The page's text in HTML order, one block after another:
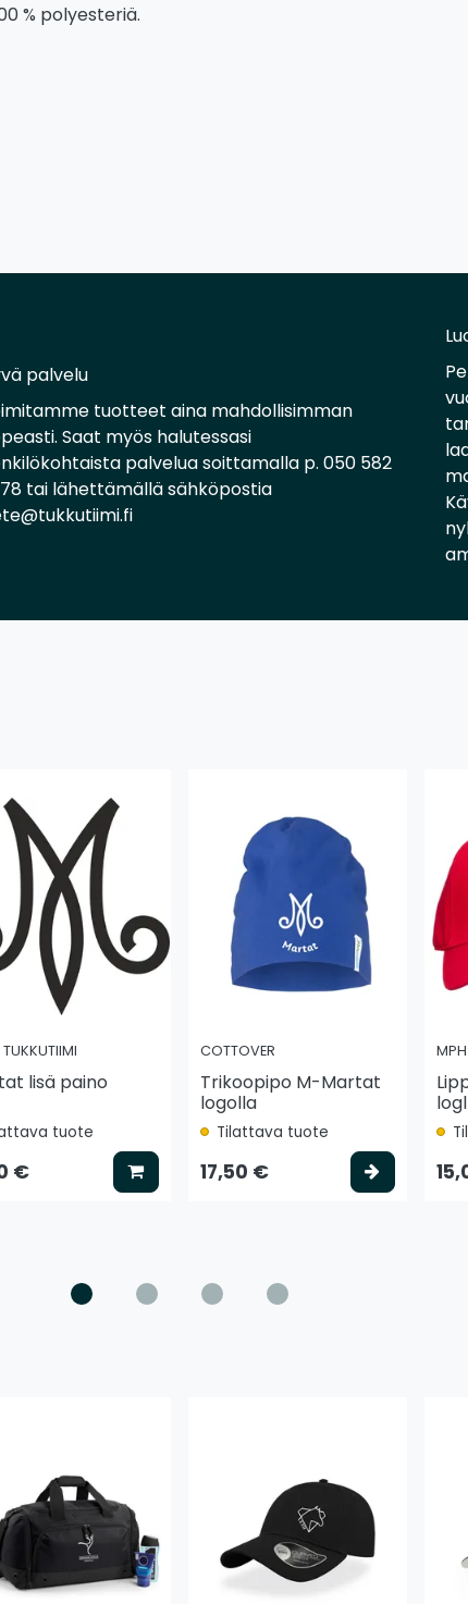
% polyesteriä.
palvelu
tuotteet aina mahdollisimman
Saat myös halutessasi
palvelua soittamalla p. 050 582
tai lähettämällä sähköpostia
lisä paino
tuote
€ Lisää koriin
COTTOVER
Trikoopipo M-Martat
logolla
Tilattava tuote
17,50 € Valitse
MPH